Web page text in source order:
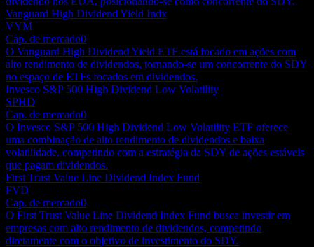
Vanguard High Dividend Yield Indx
VYM
Cap. de mercado0
O Vanguard High Dividend Yield ETF está focado em ações com
alto rendimento de dividendos, tornando-se um concorrente do SDY
no espaço de ETFs focados em dividendos.
Invesco S&P 500 High Dividend Low Volatility
SPHD
Cap. de mercado0
O Invesco S&P 500 High Dividend Low Volatility ETF oferece
uma combinação de alto rendimento de dividendos e baixa
volatilidade, competindo com a estratégia da SDY de ações estáveis
que pagam dividendos.
First Trust Value Line Dividend Index Fund
FVD
Cap. de mercado0
O First Trust Value Line Dividend Index Fund busca investir em
empresas com alto rendimento de dividendos, competindo
diretamente com o objetivo de investimento do SDY.